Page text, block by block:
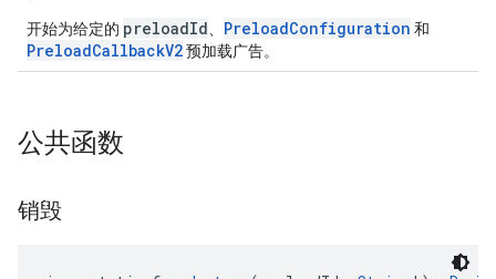
开始为给定的 preloadId PreloadConfiguration 和
PreloadCallbackV2预加载广告。
公共函数
销毁